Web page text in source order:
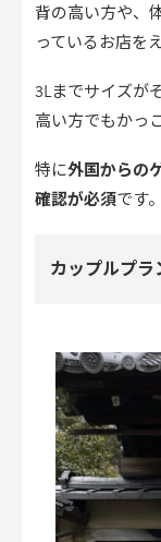
背の高い方や、
っているお店を
3Lまでサイズが
高い方でもかっ
特に外国からの
確認が必須です。
カップルプ